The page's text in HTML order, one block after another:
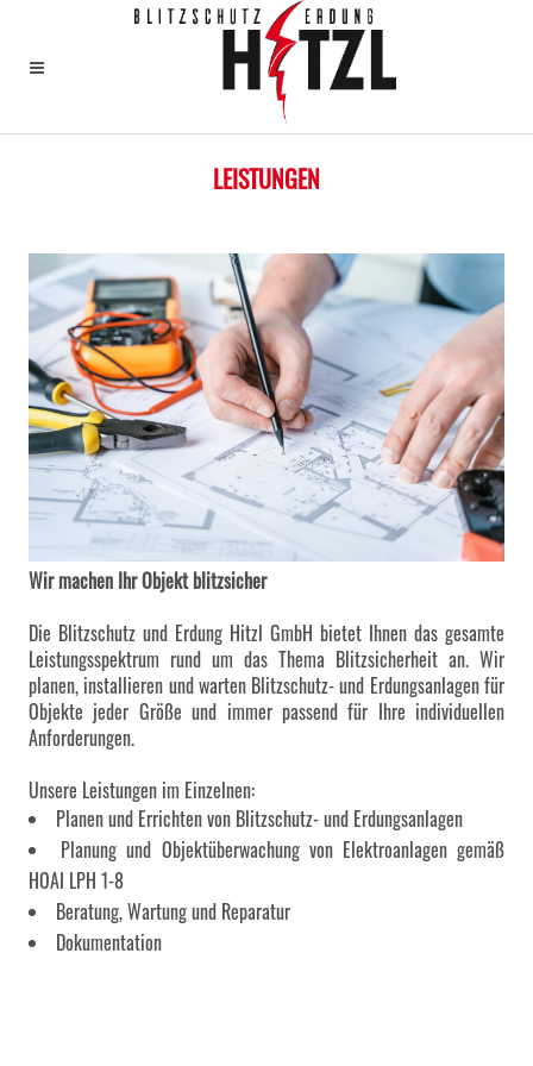
LEISTUNGEN
> Leistungen
Wir machen Ihr Objekt blitzsicher
Die Blitzschutz und Erdung Hitzl GmbH bietet Ihnen das gesamte
Leistungsspektrum rund um das Thema Blitzsicherheit an. Wir
planen, installieren und warten Blitzschutz- und Erdungsanlagen für
Objekte jeder Größe und immer passend für Ihre individuellen
Anforderungen.
Unsere Leistungen im Einzelnen:
Planen und Errichten von Blitzschutz- und Erdungsanlagen
Planung und Objektüberwachung von Elektroanlagen gemäß
HOAI LPH 1-8
Beratung, Wartung und Reparatur
Dokumentation